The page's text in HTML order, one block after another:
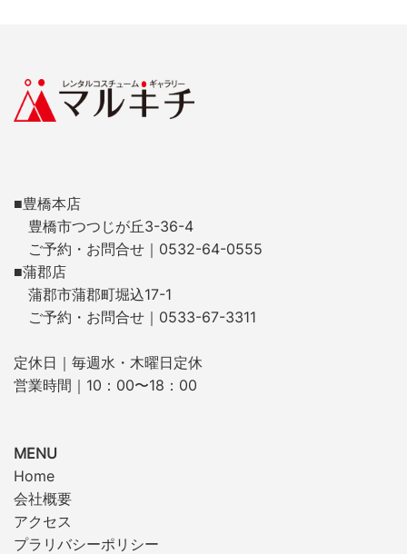
■豊橋本店
豊橋市つつじが丘3-36-4
ご予約・お問合せ｜0532-64-0555
■蒲郡店
蒲郡市蒲郡町堀込17-1
ご予約・お問合せ｜0533-67-3311
定休日｜毎週水・木曜日定休
営業時間｜10：00〜18：00
MENU
Home
会社概要
アクセス
プラリバシーポリシー